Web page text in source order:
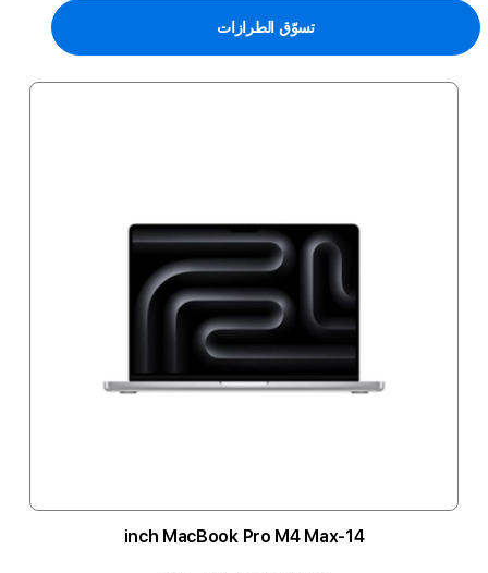
تسوّق الطرازات
14-inch MacBook Pro M4 Max